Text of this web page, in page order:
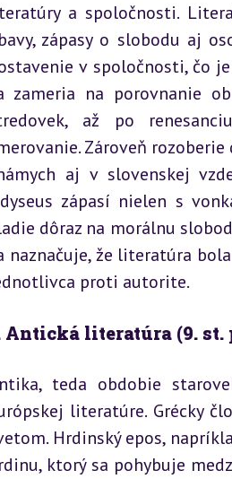
a spoločnosti.
zápasy o slobodu aj
v spoločnosti, čo
zameria na porovnanie
až po
Zároveň
aj v slovenskej
zápasí nielen s
dôraz na morálnu
naznačuje, že literatúra
proti autorite.
Antická literatúra (9. st.
teda obdobie
literatúre. Grécky
Hrdinský epos,
ktorý sa pohybuje